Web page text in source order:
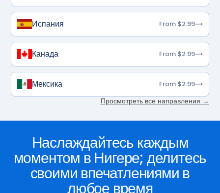
Испания From $2.99
Канада From $2.99
Мексика From $2.99
Просмотреть все направления →
Наслаждайтесь каждым
моментом в Нигере; делитесь
своими впечатлениями в
любое время